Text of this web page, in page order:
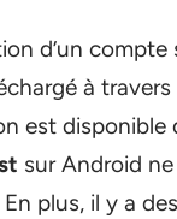
d’un
à
est disponible
sur Android
plus, il y a